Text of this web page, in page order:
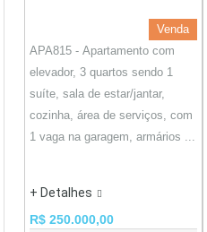
Venda
APA815 - Apartamento com
elevador, 3 quartos sendo 1
suíte, sala de estar/jantar,
cozinha, área de serviços, com
1 vaga na garagem, armários ...
+ Detalhes
R$ 250.000,00